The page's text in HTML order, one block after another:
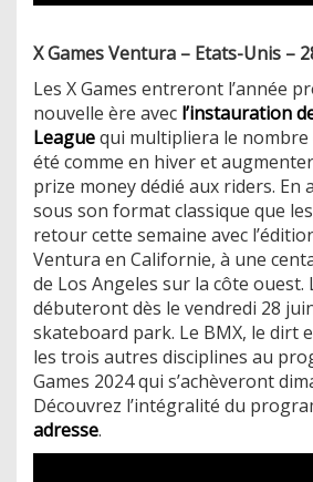
X Games Ventura – Etats-Unis –
Les X Games entreront l’année
nouvelle ère avec l’instauration
Leaguequi multipliera le nombre
été comme en hiver et
prize money dédié aux riders. En
sous son format classique que
retour cette semaine avec
Ventura en Californie, à une
de Los Angeles sur la côte ouest.
débuteront dès le vendredi 28
skateboard park. Le BMX, le dirt
les trois autres disciplines au
Games 2024 qui s’achèveront
Découvrez l’intégralité du
adresse.